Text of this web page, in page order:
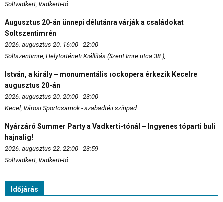
Soltvadkert, Vadkerti-tó
Augusztus 20-án ünnepi délutánra várják a családokat
Soltszentimrén
2026. augusztus 20. 16:00 - 22:00
Soltszentimre, Helytörténeti Kiállítás (Szent Imre utca 38.),
István, a király – monumentális rockopera érkezik Kecelre
augusztus 20-án
2026. augusztus 20. 20:00 - 23:00
Kecel, Városi Sportcsarnok - szabadtéri színpad
Nyárzáró Summer Party a Vadkerti-tónál – Ingyenes tóparti buli
hajnalig!
2026. augusztus 22. 22:00 - 23:59
Soltvadkert, Vadkerti-tó
Időjárás